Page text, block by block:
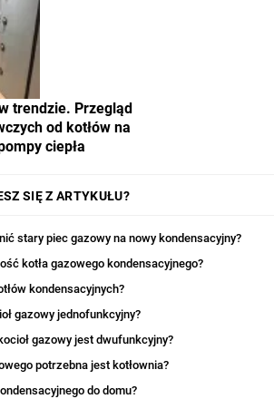
trendzie. Przegląd
od kotłów na
ciepła
SIĘ Z ARTYKUŁU?
stary piec gazowy na nowy kondensacyjny?
kotła gazowego kondensacyjnego?
kondensacyjnych?
gazowy jednofunkcyjny?
gazowy jest dwufunkcyjny?
potrzebna jest kotłownia?
do domu?